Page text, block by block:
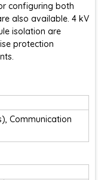
configuring both
also available. 4 kV
isolation are
protection
Communication